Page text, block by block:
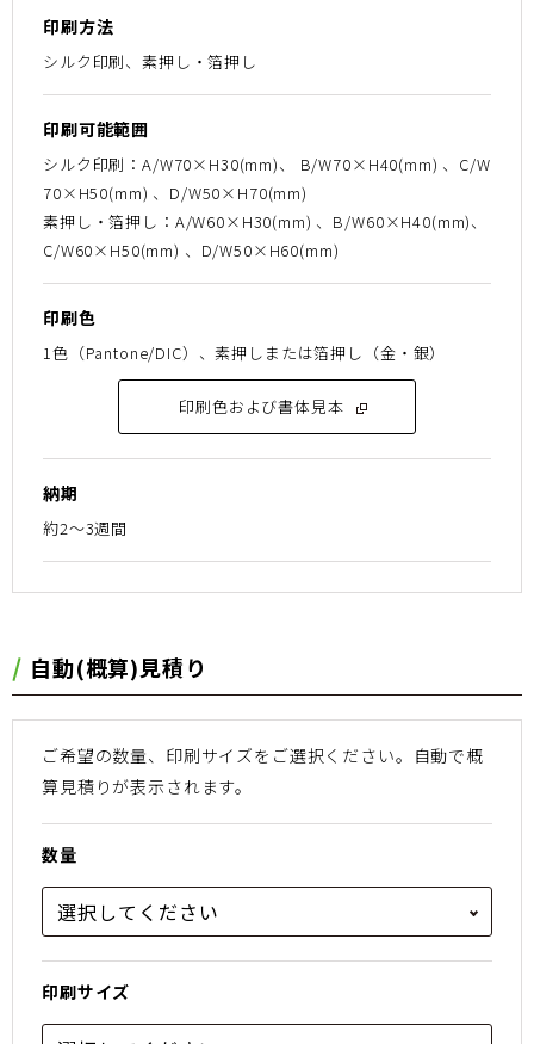
印刷方法
シルク印刷、素押し・箔押し
印刷可能範囲
シルク印刷：A/W70×H30(mm)、 B/W70×H40(mm) 、C/W
70×H50(mm) 、D/W50×H70(mm)
素押し・箔押し：A/W60×H30(mm) 、B/W60×H40(mm)、
C/W60×H50(mm) 、D/W50×H60(mm)
印刷色
1色（Pantone/DIC）、素押しまたは箔押し（金・銀）
印刷色および書体見本
納期
約2～3週間
⾃動(概算)⾒積り
ご希望の数量、印刷サイズをご選択ください。 ⾃動で概
算⾒積りが表⽰されます。
数量
印刷サイズ